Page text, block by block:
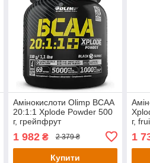
Амінокислоти Olimp BCAA
20:1:1 Xplode Powder 500
г, грейпфрут
1 982₴ 2 379 ₴
Купити
г,
1